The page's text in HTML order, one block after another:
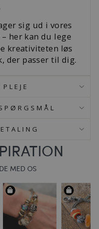
sig ud i vores
– her kan du lege
kreativiteten løs
der passer til dig.